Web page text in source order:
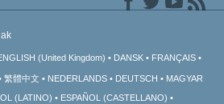
(United Kingdom) DANSK FRANÇAIS
繁體中文 NEDERLANDS DEUTSCH
MAGYAR
(LATINO)
ESPAÑOL (CASTELLANO)